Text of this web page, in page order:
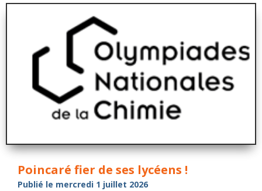
Poincaré fier de ses lycéens !
Publié le mercredi 1 juillet 2026